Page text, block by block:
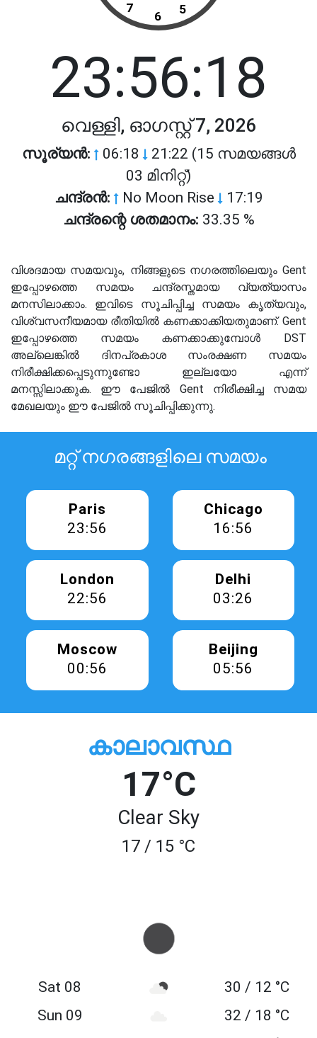
7
6 5
23:56:18
വെള്ളി, ഓഗസ്റ്റ് 7, 2026
സൂര്യൻ: 06:18 21:22 (15 സമയങ്ങൾ
03 മിനിറ്റ്)
ചന്ദ്രൻ: No Moon Rise 17:19
ചന്ദ്രന്റെ ശതമാനം: 33.35 %
വിശദമായ സമയവും, നിങ്ങളുടെ നഗരത്തിലെയും Gent
ഇപ്പോഴത്തെ സമയം ചന്ദ്രസ്തമായ വ്യത്യാസം
മനസിലാക്കാം. ഇവിടെ സൂചിപ്പിച്ച സമയം കൃത്യവും,
വിശ്വസനീയമായ രീതിയിൽ കണക്കാക്കിയതുമാണ്. Gent
ഇപ്പോഴത്തെ സമയം കണക്കാക്കുമ്പോൾ DST
അല്ലെങ്കിൽ ദിനപ്രകാശ സംരക്ഷണ സമയം
നിരീക്ഷിക്കപ്പെടുന്നുണ്ടോ ഇല്ലയോ എന്ന്
മനസ്സിലാക്കുക. ഈ പേജിൽ Gent നിരീക്ഷിച്ച സമയ
മേഖലയും ഈ പേജിൽ സൂചിപ്പിക്കുന്നു.
മറ്റ് നഗരങ്ങളിലെ സമയം
Paris
23:56
Chicago
16:56
London
22:56
Delhi
03:26
Moscow
00:56
Beijing
05:56
കാലാവസ്ഥ
17°C
Clear Sky
17 / 15 °C
Sat 08
30 / 12 °C
Sun 09
32 / 18 °C